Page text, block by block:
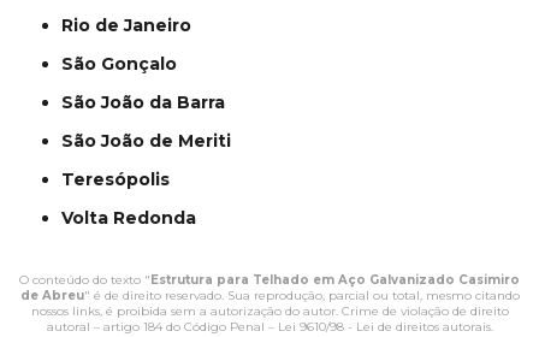
Rio de Janeiro
São Gonçalo
São João da Barra
São João de Meriti
Teresópolis
Volta Redonda
O conteúdo do texto " Estrutura para Telhado em Aço Galvanizado Casimiro
de Abreu" é de direito reservado. Sua reprodução, parcial ou total, mesmo citando
nossos links, é proibida sem a autorização do autor. Crime de violação de direito
autoral – artigo 184 do Código Penal – Lei 9610/98 - Lei de direitos autorais.